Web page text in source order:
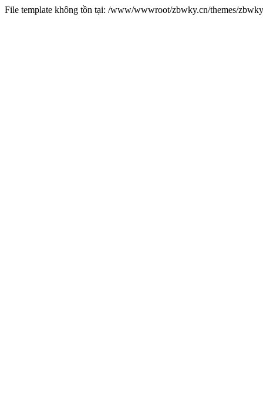
File template không tồn tại: /www/wwwroot/zbwky.cn/themes/